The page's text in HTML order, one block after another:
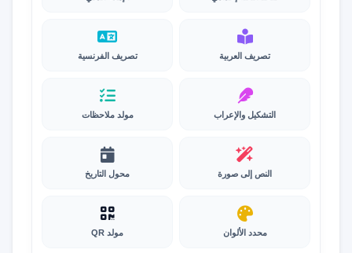
تصريف العربية تصريف الفرنسية
التشكيل والإعراب مولد ملاحظات
النص إلى صورة محول التاريخ
محدد الألوان مولد QR